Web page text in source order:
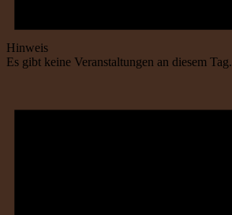
Hinweis
Es gibt keine Veranstaltungen an diesem Tag.